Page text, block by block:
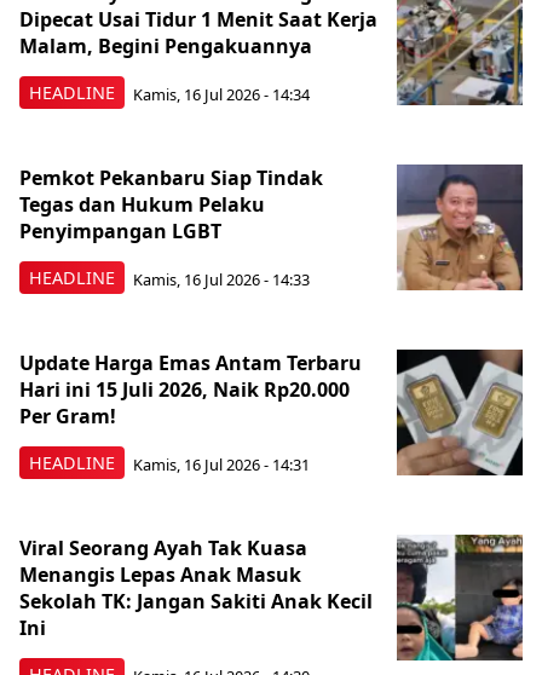
HEADLINE
Dipecat Usai Tidur 1 Menit Saat Kerja
Malam, Begini Pengakuannya
Kamis, 16 Jul 2026 - 14:34
HEADLINE
Pemkot Pekanbaru Siap Tindak
Tegas dan Hukum Pelaku
Penyimpangan LGBT
Kamis, 16 Jul 2026 - 14:33
HEADLINE
Update Harga Emas Antam Terbaru
Hari ini 15 Juli 2026, Naik Rp20.000
Per Gram!
Kamis, 16 Jul 2026 - 14:31
Viral Seorang Ayah Tak Kuasa
Menangis Lepas Anak Masuk
Sekolah TK: Jangan Sakiti Anak Kecil
Ini